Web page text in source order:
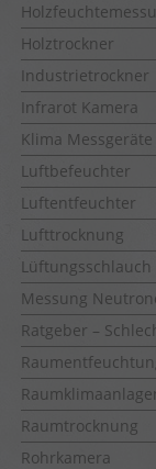
Holztrockner
Industrietrockner
Infrarot Kamera
Klima Messgeräte
Luftbefeuchter
Luftentfeuchter
Lufttrocknung
Lüftungsschlauch
Messung
Ratgeber –
Raumtrocknung
Rohrkamera